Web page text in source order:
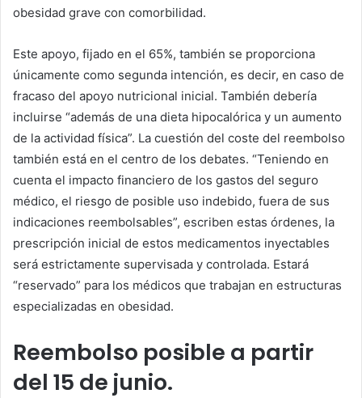
obesidad grave con comorbilidad.
Este apoyo, fijado en el 65%, también se proporciona
únicamente como segunda intención, es decir, en caso de
fracaso del apoyo nutricional inicial. También debería
incluirse “además de una dieta hipocalórica y un aumento
de la actividad física”. La cuestión del coste del reembolso
también está en el centro de los debates. “Teniendo en
cuenta el impacto financiero de los gastos del seguro
médico, el riesgo de posible uso indebido, fuera de sus
indicaciones reembolsables”, escriben estas órdenes, la
prescripción inicial de estos medicamentos inyectables
será estrictamente supervisada y controlada. Estará
“reservado” para los médicos que trabajan en estructuras
especializadas en obesidad.
Reembolso posible a partir
del 15 de junio.